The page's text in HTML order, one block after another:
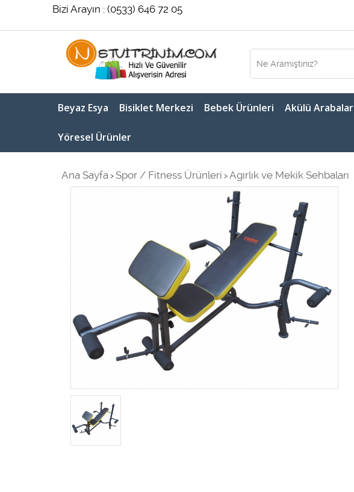
Bizi Arayın : (0533) 646 72 05
Beyaz Esya Bisiklet Merkezi Bebek Ürünleri Akülü Arabalar
Yöresel Ürünler
Ana Sayfa > Spor / Fitness Ürünleri > Agırlık ve Mekik Sehbaları